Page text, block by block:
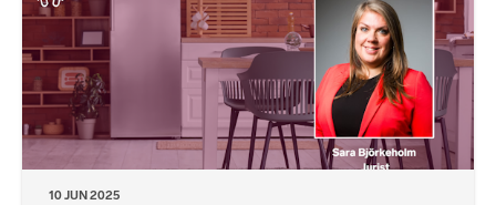
10 JUN 2025